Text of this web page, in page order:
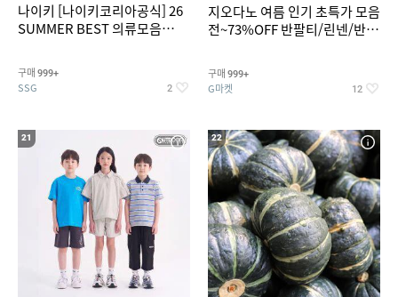
나이키 [나이키코리아공식] 26
SUMMER BEST 의류모음
구매 999+
SSG 2
지오다노 여름 인기 초특가 모음
전~73%OFF 반팔티/린넨/반바
구매 999+
G마켓 12
21 22